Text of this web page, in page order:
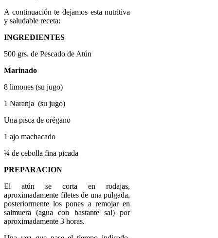
A continuación te dejamos esta nutritiva
y saludable receta:
INGREDIENTES
500 grs. de Pescado de Atún
Marinado
8 limones (su jugo)
1 Naranja (su jugo)
Una pisca de orégano
1 ajo machacado
¼ de cebolla fina picada
PREPARACION
El atún se corta en rodajas,
aproximadamente filetes de una pulgada,
posteriormente los pones a remojar en
salmuera (agua con bastante sal) por
aproximadamente 3 horas.